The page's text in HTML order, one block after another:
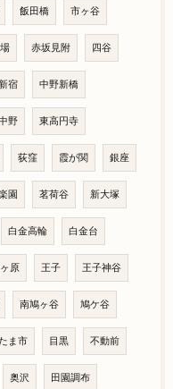
飯田橋 市ヶ谷
赤坂見附 四谷
宿 中野新橋
野 東高円寺
荻窪 霞が関 銀座
園 茗荷谷 新大塚
白金高輪 白金台
原 王子 王子神谷
南鳩ヶ谷 鳩ケ谷
ま市 目黒 不動前
奥沢 田園調布